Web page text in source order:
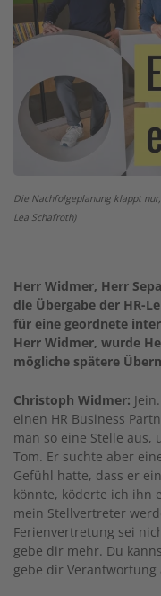
Die Nachfolgeplanung klappt
Lea Schafroth)
Herr Widmer, Herr
die Übergabe der HR-
für eine geordnete
Herr Widmer, wurde
mögliche spätere
Christoph Widmer:
einen HR Business
man so eine Stelle aus,
Tom. Er suchte aber
Gefühl hatte, dass er
könnte, köderte ich ihn
mein Stellvertreter
Ferienvertretung sei
gebe dir mehr. Du
gebe dir Verantwortung